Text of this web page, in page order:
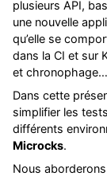
plusieurs API,
une nouvelle
qu’elle se
dans la CI et sur
et chronophage…
Dans cette
simplifier les
différents
Microcks.
Nous